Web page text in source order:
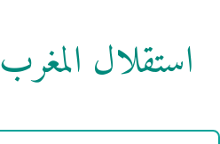
استقلال المغرب